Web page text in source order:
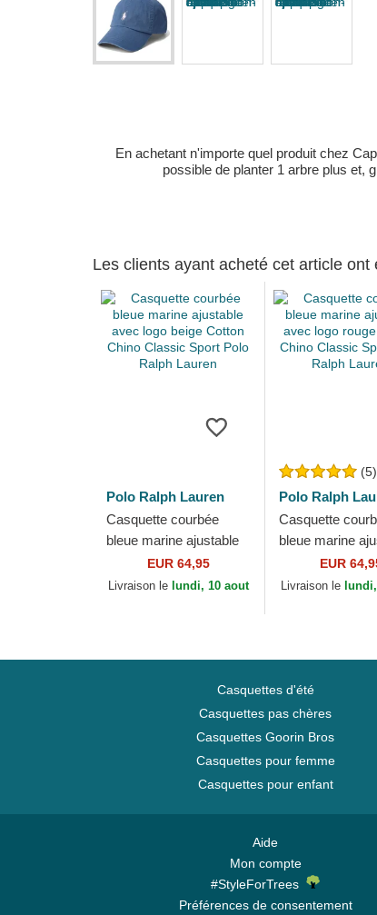
En achetant n'importe quel produit chez
possible de planter 1 arbre plus et,
Les clients ayant acheté cet article ont
Polo Ralph Lauren
Casquette courbée
bleue marine ajustable
avec logo beige Cotton
Chino Classic Sport
EUR 64,95
Livraison le lundi, 10 aout
(5)
Polo Ralph
Casquette
bleue marine
avec logo rouge
Chino Classic
EUR
Livraison le
Casquettes d'été
Casquettes pas chères
Casquettes Goorin Bros
Casquettes pour femme
Casquettes pour enfant
Aide
Mon compte
#StyleForTrees
Préférences de consentement